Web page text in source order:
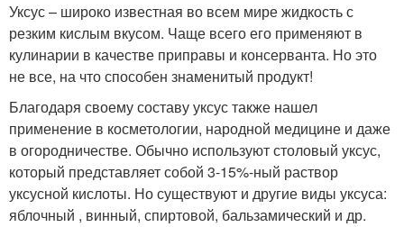
Уксус – широко известная во всем мире жидкость с
резким кислым вкусом. Чаще всего его применяют в
кулинарии в качестве приправы и консерванта. Но это
не все, на что способен знаменитый продукт!
Благодаря своему составу уксус также нашел
применение в косметологии, народной медицине и даже
в огородничестве. Обычно используют столовый уксус,
который представляет собой 3-15%-ный раствор
уксусной кислоты. Но существуют и другие виды уксуса:
яблочный , винный, спиртовой, бальзамический и др.